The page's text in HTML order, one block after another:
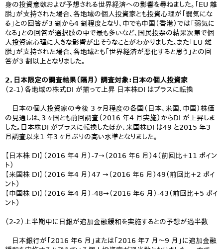
身の投資意欲および予想される世界経済への影響を尋ねました。「EU 離
脱」が支持された場合、各地域の個人投資家とも投資心理が「弱気にな
る」との回答が3 割から4 割程度となり、中でも中国（香港）では「弱気に
なる」との回答が選択肢の中で最も多いなど、国民投票の結果次第で個
人投資家心理に大きな影響が出そうなことがわかりました。また「EU 離
脱」が支持された場合、各地域とも「世界経済が悪化すると思う」との回
答が3 割以上となりました。
2．日本限定の調査結果（隔月） 調査対象：日本の個人投資家
（2-1）各地域の株式DI が揃って上昇 日本株DI はプラスに転換
日本の個人投資家の今後 3 ヶ月程度の各国（日本、米国、中国）株価
の見通しは、3 ヶ国とも前回調査（2016 年4 月実施）からDI が上昇しま
した。日本株DI がプラスに転換したほか、米国株DI は49 と2015 年3
月調査以来1 年3 ヶ月ぶりの高い水準となりました。
【日本株 DI】（2016 年4 月）-7→（2016 年6 月）4（前回比+11 ポイン
ト）
【米国株 DI】（2016 年4 月）47 →（2016 年6 月）49（前回比+2 ポイ
ント）
【中国株 DI】（2016 年4 月）-48→（2016 年6 月）-43（前回比+5 ポイ
ント）
（2-2）上半期中に日銀が追加金融緩和を実施するとの予想が過半数
日本銀行が「2016 年6 月」または「2016 年7 月～9 月」に追加金融